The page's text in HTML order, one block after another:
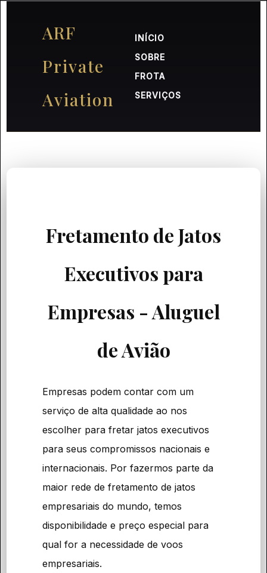
ARF
Private
Aviation
INÍCIO
SOBRE
FROTA
SERVIÇOS
Fretamento de Jatos
Executivos para
Empresas - Aluguel
de Avião
Empresas podem contar com um
serviço de alta qualidade ao nos
escolher para fretar jatos executivos
para seus compromissos nacionais e
internacionais. Por fazermos parte da
maior rede de fretamento de jatos
empresariais do mundo, temos
disponibilidade e preço especial para
qual for a necessidade de voos
empresariais.